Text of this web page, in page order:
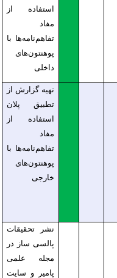
استفاده از
تفاهم‌نامه‌ها با
پوهنتون‌های
تهیه گزارش از
تطبیق پلان
استفاده از
تفاهم‌نامه‌ها با
پوهنتون‌های
نشر تحقیقات
پالسی ساز در
مجله علمی
پامیر و سایت